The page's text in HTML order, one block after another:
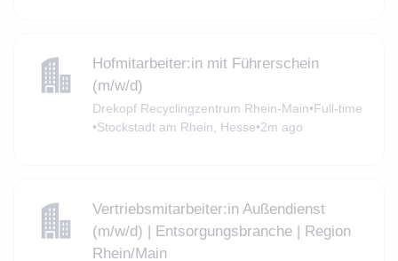
Hofmitarbeiter:in mit Führerschein
(m/w/d)
Drekopf Recyclingzentrum Rhein-Main•Full-time
•Stockstadt am Rhein, Hesse•2m ago
Vertriebsmitarbeiter:in Außendienst
(m/w/d) | Entsorgungsbranche | Region
Rhein/Main